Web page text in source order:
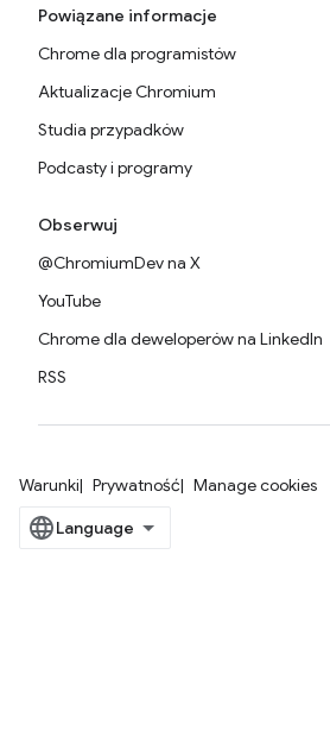
Powiązane informacje
Chrome dla programistów
Aktualizacje Chromium
Studia przypadków
Podcasty i programy
Obserwuj
@ChromiumDev na X
YouTube
Chrome dla deweloperów na LinkedIn
RSS
Warunki Prywatność Manage cookies